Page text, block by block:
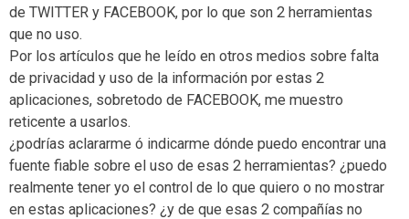
de TWITTER y FACEBOOK, por lo que son 2 herramientas
que no uso.
Por los artículos que he leído en otros medios sobre falta
de privacidad y uso de la información por estas 2
aplicaciones, sobretodo de FACEBOOK, me muestro
reticente a usarlos.
¿podrías aclararme ó indicarme dónde puedo encontrar una
fuente fiable sobre el uso de esas 2 herramientas? ¿puedo
realmente tener yo el control de lo que quiero o no mostrar
en estas aplicaciones? ¿y de que esas 2 compañías no